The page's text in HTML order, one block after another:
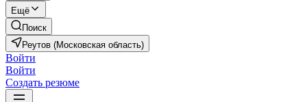
Ещё
Поиск
Реутов (Московская область)
Войти
Войти
Создать резюме